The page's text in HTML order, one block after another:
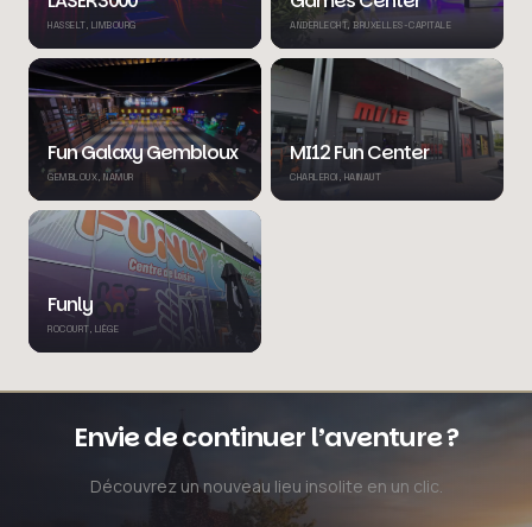
HASSELT, LIMBOURG ANDERLECHT, BRUXELLES-CAPITALE
Fun Galaxy Gembloux
GEMBLOUX, NAMUR
MI12 Fun Center
CHARLEROI, HAINAUT
Funly
ROCOURT, LIÈGE
Envie de continuer l’aventure ?
Découvrez un nouveau lieu insolite en un clic.